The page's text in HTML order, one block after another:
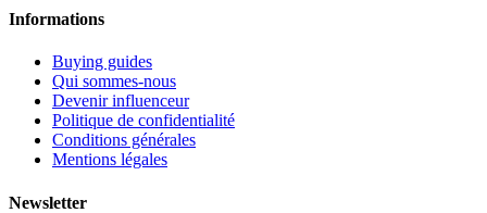
Informations
Buying guides
Qui sommes-nous
Devenir influenceur
Politique de confidentialité
Conditions générales
Mentions légales
Newsletter